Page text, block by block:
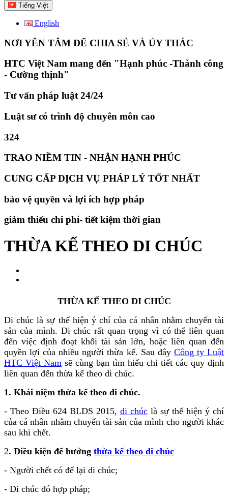
Tiếng Việt
English
NƠI YÊN TÂM ĐỂ CHIA SẺ VÀ ỦY THÁC
HTC Việt Nam mang đến "Hạnh phúc -Thành công
- Cường thịnh"
Tư vấn pháp luật 24/24
Luật sư có trình độ chuyên môn cao
324
TRAO NIỀM TIN - NHẬN HẠNH PHÚC
CUNG CẤP DỊCH VỤ PHÁP LÝ TỐT NHẤT
bảo vệ quyền và lợi ích hợp pháp
giảm thiếu chi phí- tiết kiệm thời gian
THỪA KẾ THEO DI CHÚC
THỪA KẾ THEO DI CHÚC
Di chúc là sự thể hiện ý chí của cá nhân nhằm chuyển tài
sản của mình. Di chúc rất quan trọng vì có thể liên quan
đến việc định đoạt khối tài sản lớn, hoặc liên quan đến
quyền lợi của nhiều người thừa kế. Sau đây Công ty Luật
HTC Việt Nam sẽ cùng bạn tìm hiểu chi tiết các quy định
liên quan đến thừa kế theo di chúc.
1. Khái niệm thừa kế theo di chúc.
- Theo Điều 624 BLDS 2015, di chúc là sự thể hiện ý chí
của cá nhân nhằm chuyển tài sản của mình cho người khác
sau khi chết.
2. Điều kiện để hưởng thừa kế theo di chúc
- Người chết có để lại di chúc;
- Di chúc đó hợp pháp;